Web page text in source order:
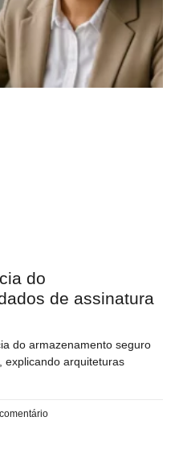
do
de assinatura
do armazenamento seguro
explicando arquiteturas